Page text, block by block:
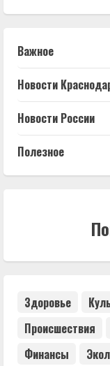
Важное
Новости
Новости России
Полезное
Здоровье
Происшествия
Финансы